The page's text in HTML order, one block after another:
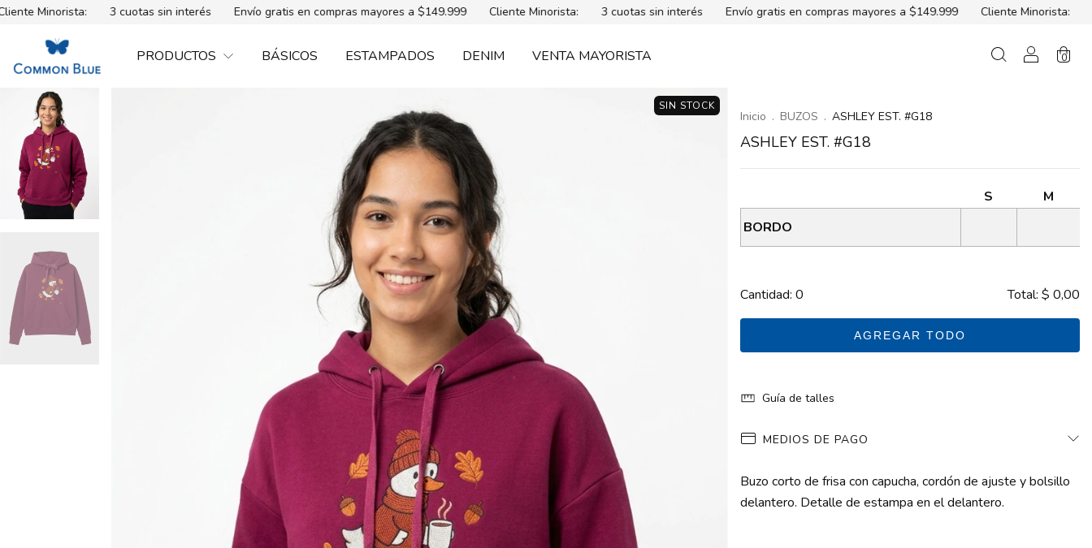
3 cuotas sin interés Envío gratis en compras mayores a $149.999 Cliente Minorista: 3 cuotas sin interés Envío gratis en compras mayores a $149.999 Cliente Minorista: 3 cuotas sin
PRODUCTOS BÁSICOS ESTAMPADOS DENIM VENTA MAYORISTA 0
SIN STOCK
Inicio . BUZOS . ASHLEY EST. #G18
ASHLEY EST. #G18
S
M
BORDO
Cantidad: 0 Total: $ 0,00
AGREGAR TODO
Guía de talles
MEDIOS DE PAGO
Buzo corto de frisa con capucha, cordón de ajuste y bolsillo
delantero. Detalle de estampa en el delantero.